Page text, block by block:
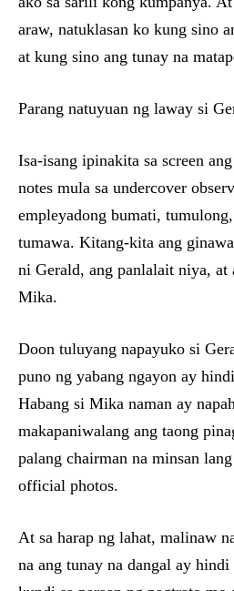
araw, natuklasan ko kung sino
at kung sino ang tunay na
Parang natuyuan ng laway si
Isa-isang ipinakita sa screen
notes mula sa undercover
empleyadong bumati,
tumawa. Kitang-kita ang
ni Gerald, ang panlalait niya, at
Mika.
Doon tuluyang napayuko si
puno ng yabang ngayon ay
Habang si Mika naman ay
makapaniwalang ang taong
palang chairman na minsan
official photos.
At sa harap ng lahat, malinaw
na ang tunay na dangal ay